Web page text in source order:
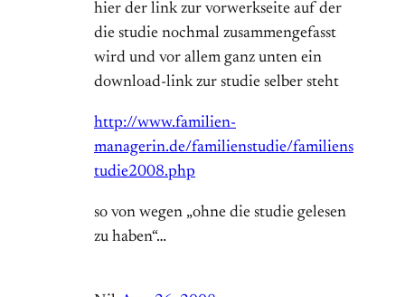
hier der link zur vorwerkseite auf der
die studie nochmal zusammengefasst
wird und vor allem ganz unten ein
download-link zur studie selber steht
http://www.familien-
managerin.de/familienstudie/familiens
tudie2008.php
so von wegen „ohne die studie gelesen
zu haben“…